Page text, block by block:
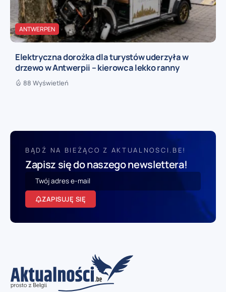
ANTWERPEN
Elektryczna dorożka dla turystów uderzyła w
drzewo w Antwerpii – kierowca lekko ranny
88 Wyświetleń
BĄDŹ NA BIEŻĄCO Z AKTUALNOSCI.BE!
Zapisz się do naszego newslettera!
ZAPISUJĘ SIĘ